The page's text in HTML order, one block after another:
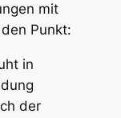
mit
Punkt:
in
der